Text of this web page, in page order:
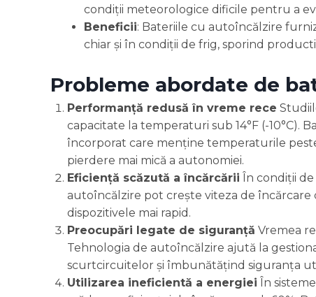
condiții meteorologice dificile pentru a
Beneficii: Bateriile cu autoîncălzire
chiar și în condiții de frig, sporind
Probleme abordate de
Performanță redusă în vreme rece
capacitate la temperaturi sub 14°F (-
încorporat care menține temperaturile
pierdere mai mică a autonomiei.
Eficiență scăzută a încărcării În condiții
autoîncălzire pot crește viteza de încărcare
dispozitivele mai rapid.
Preocupări legate de siguranță Vremea
Tehnologia de autoîncălzire ajută la
scurtcircuitelor și îmbunătățind siguranța
Utilizarea ineficientă a energiei În